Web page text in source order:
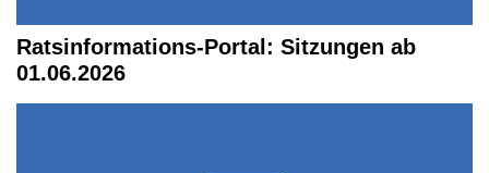
Ratsinformations-Portal: Sitzungen ab
01.06.2026